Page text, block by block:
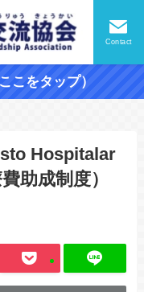
Contact
こをタップ）
Hospitalar
助成制度）